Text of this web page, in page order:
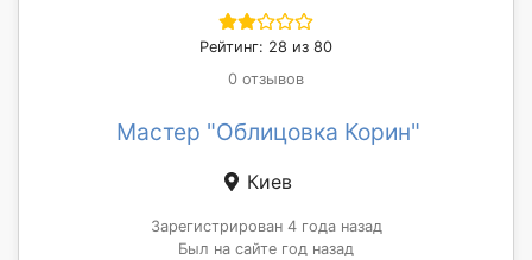
Рейтинг: 28 из 80
0 отзывов
Мастер "Облицовка Корин"
Киев
Зарегистрирован 4 года назад
Был на сайте год назад